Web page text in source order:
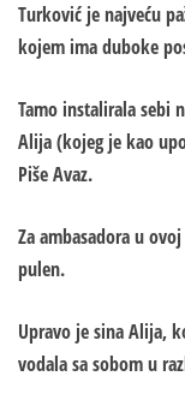
Turković je najveću
kojem ima duboke
Tamo instalirala sebi
Alija (kojeg je kao
Piše Avaz.
Za ambasadora u
pulen.
Upravo je sina Alija,
vodala sa sobom u